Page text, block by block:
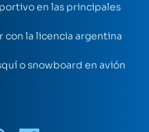
en las principales
con la licencia argentina
o snowboard en avión